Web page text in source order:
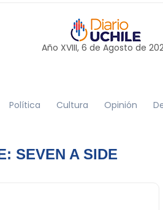
Año XVIII, 6 de Agosto de
Política Cultura Opinión
SEVEN A SIDE